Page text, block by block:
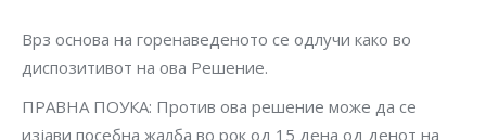
Врз основа на горенаведеното се одлучи како во
диспозитивот на ова Решение.
ПРАВНА ПОУКА: Против ова решение може да се
изјави посебна жалба во рок од 15 дена од денот на